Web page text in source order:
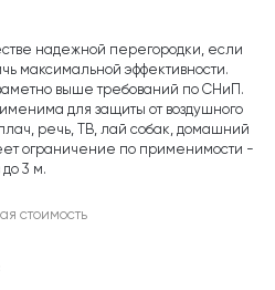
надежной перегородки, если
максимальной эффективности.
выше требований по СНиП.
для защиты от воздушного
речь, ТВ, лай собак, домашний
ограничение по применимости -
до 3 м.
стоимость